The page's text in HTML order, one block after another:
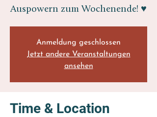
Auspowern zum Wochenende! ♥
Anmeldung geschlossen
Jetzt andere Veranstaltungen
ansehen
Time & Location